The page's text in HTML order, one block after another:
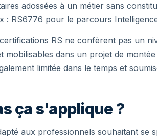
adossées à un métier sans
: RS6776 pour le parcours
RS ne confèrent pas un
mobilisables dans un projet de
limitée dans le temps et
ça s'applique ?
aux professionnels souhaitant se